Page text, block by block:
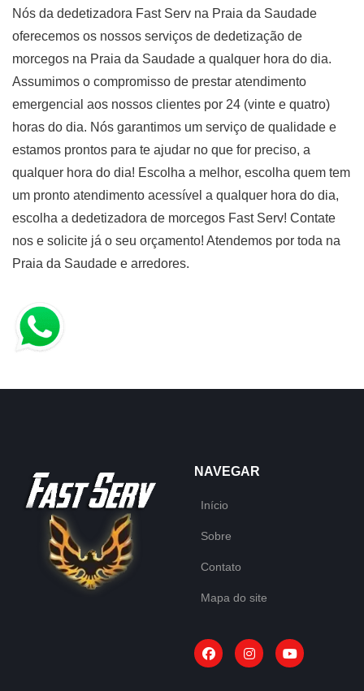
Nós da dedetizadora Fast Serv na Praia da Saudade
oferecemos os nossos serviços de dedetização de
morcegos na Praia da Saudade a qualquer hora do dia.
Assumimos o compromisso de prestar atendimento
emergencial aos nossos clientes por 24 (vinte e quatro)
horas do dia. Nós garantimos um serviço de qualidade e
estamos prontos para te ajudar no que for preciso, a
qualquer hora do dia! Escolha a melhor, escolha quem tem
um pronto atendimento acessível a qualquer hora do dia,
escolha a dedetizadora de morcegos Fast Serv! Contate
nos e solicite já o seu orçamento! Atendemos por toda na
Praia da Saudade e arredores.
NAVEGAR
Início
Sobre
Contato
Mapa do site